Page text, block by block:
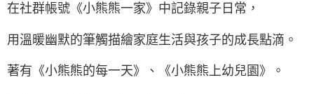
在社群帳號《小熊熊一家》中記錄親子日常，
用溫暖幽默的筆觸描繪家庭生活與孩子的成長點滴。
著有《小熊熊的每一天》、《小熊熊上幼兒園》。